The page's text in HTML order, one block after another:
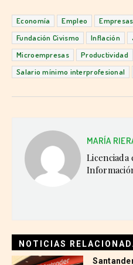
Economía Empleo Empresas
Fundación Civismo
Inflación
Microempresas
Productividad
Salario mínimo interprofesional
MARÍA
Licenciada
NOTICIAS